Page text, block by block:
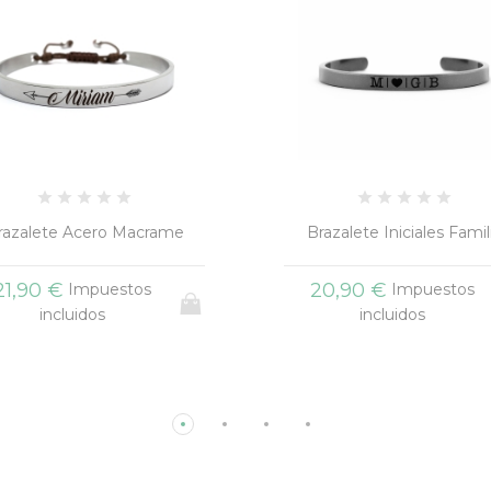
Iniciales Familia
€
Impuestos
incluidos
Pulsera Brazalete
25,00 €
Impuestos
incluidos